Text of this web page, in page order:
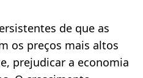
de que as
os preços mais altos
prejudicar a economia